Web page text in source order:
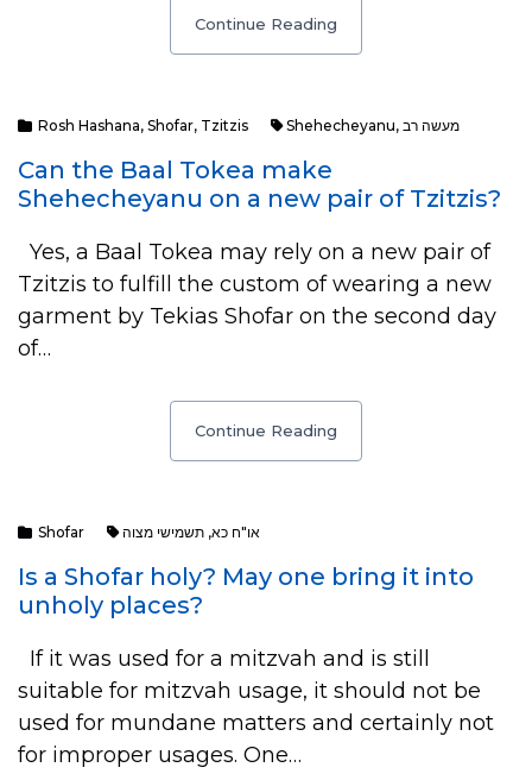
Continue Reading
Rosh Hashana, Shofar, Tzitzis Shehecheyanu, מעשה רב
Can the Baal Tokea make
Shehecheyanu on a new pair of Tzitzis?
Yes, a Baal Tokea may rely on a new pair of
Tzitzis to fulfill the custom of wearing a new
garment by Tekias Shofar on the second day
of…
Continue Reading
Shofar או"ח כא, תשמישי מצוה
Is a Shofar holy? May one bring it into
unholy places?
If it was used for a mitzvah and is still
suitable for mitzvah usage, it should not be
used for mundane matters and certainly not
for improper usages. One…